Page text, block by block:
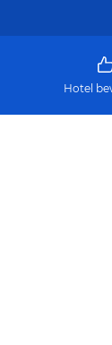
Hotel